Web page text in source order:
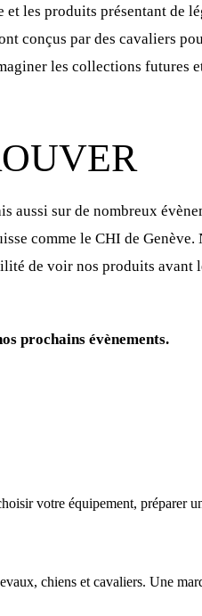
les produits présentant de
conçus par des cavaliers
les collections futures
aussi sur de nombreux
comme le CHI de
de voir nos produits avant
prochains évènements.
votre équipement, préparer
chiens et cavaliers. Une